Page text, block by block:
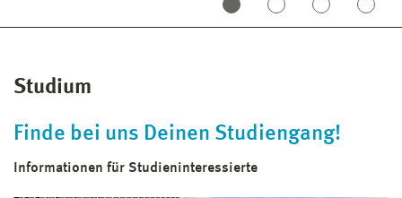
Studium
Finde bei uns Deinen Studiengang!
Informationen für Studieninteressierte